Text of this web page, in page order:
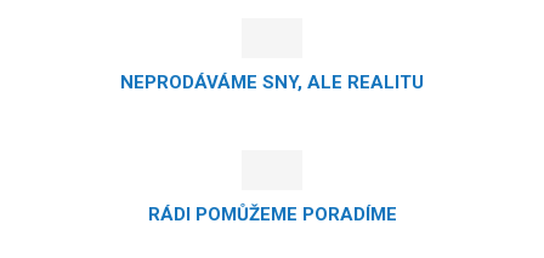
NEPRODÁVÁME SNY, ALE REALITU
RÁDI POMŮŽEME PORADÍME